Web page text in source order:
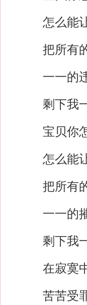
怎么能让
把所有的
一一的违
剩下我一
宝贝你怎
怎么能让
把所有的
一一的摧
剩下我一
在寂寞中
苦苦受罪